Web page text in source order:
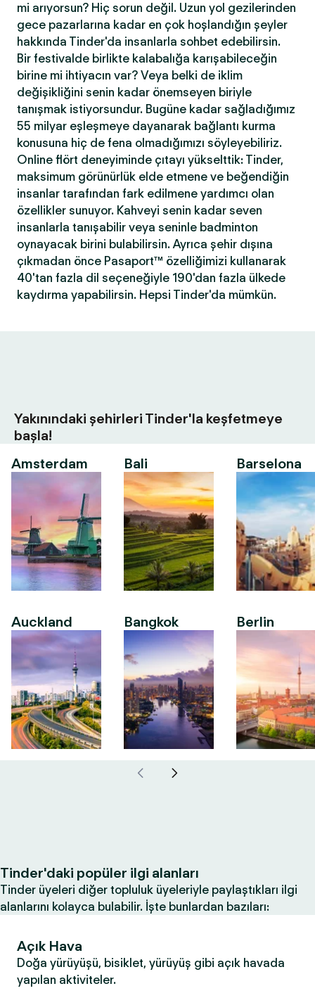
mi arıyorsun? Hiç sorun değil. Uzun yol gezilerinden
gece pazarlarına kadar en çok hoşlandığın şeyler
hakkında Tinder'da insanlarla sohbet edebilirsin.
Bir festivalde birlikte kalabalığa karışabileceğin
birine mi ihtiyacın var? Veya belki de iklim
değişikliğini senin kadar önemseyen biriyle
tanışmak istiyorsundur. Bugüne kadar sağladığımız
55 milyar eşleşmeye dayanarak bağlantı kurma
konusuna hiç de fena olmadığımızı söyleyebiliriz.
Online flört deneyiminde çıtayı yükselttik: Tinder,
maksimum görünürlük elde etmene ve beğendiğin
insanlar tarafından fark edilmene yardımcı olan
özellikler sunuyor. Kahveyi senin kadar seven
insanlarla tanışabilir veya seninle badminton
oynayacak birini bulabilirsin. Ayrıca şehir dışına
çıkmadan önce Pasaport™ özelliğimizi kullanarak
40'tan fazla dil seçeneğiyle 190'dan fazla ülkede
kaydırma yapabilirsin. Hepsi Tinder'da mümkün.
Yakınındaki şehirleri Tinder'la keşfetmeye
başla!
Amsterdam
Auckland
Bali
Bangkok
Barselona
Berlin
Tinder'daki popüler ilgi alanları
Tinder üyeleri diğer topluluk üyeleriyle paylaştıkları ilgi
alanlarını kolayca bulabilir. İşte bunlardan bazıları:
Açık Hava
Doğa yürüyüşü, bisiklet, yürüyüş gibi açık havada
yapılan aktiviteler.